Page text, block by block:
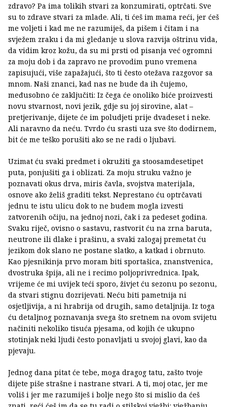
zdravo? Pa ima tolikih stvari za konzumirati, optrčati. Sve
su to zdrave stvari za mlade. Ali, ti ćeš im mama reći, jer ćeš
me voljeti i kad me ne razumiješ, da pišem i čitam i na
svježem zraku i da mi gledanje u slova razvija oštrinu vida,
da vidim kroz kožu, da su mi prsti od pisanja već ogromni
za moju dob i da zapravo ne provodim puno vremena
zapisujući, više zapažajući, što ti često otežava razgovor sa
mnom. Naši znanci, kad nas ne bude da ih čujemo,
međusobno će zaključiti: Iz čega će onoliko biće proizvesti
novu stvarnost, novi jezik, gdje su joj sirovine, alat –
pretjerivanje, dijete će im poludjeti prije dvadeset i neke.
Ali naravno da neću. Tvrdo ću srasti uza sve što dodirnem,
bit će me teško porušiti ako se ne radi o ljubavi.
Uzimat ću svaki predmet i okružiti ga stoosamdesetipet
puta, ponjušiti ga i oblizati. Za moju struku važno je
poznavati okus drva, miris čavla, svojstva materijala,
osnove ako želiš graditi tekst. Neprestano ću optrčavati
jednu te istu ulicu dok to ne budem mogla izvesti
zatvorenih očiju, na jednoj nozi, čak i za pedeset godina.
Svaku riječ, ovisno o sastavu, rastvorit ću na zrna baruta,
neutrone ili dlake i prašinu, a svaki zalogaj premetat ću
jezikom dok slano ne postane slatko, a katkad i obrnuto.
Kao pjesnikinja prvo moram biti sportašica, znanstvenica,
dvostruka špija, ali ne i recimo poljoprivrednica. Ipak,
vrijeme će mi uvijek teći sporo, živjet ću sezonu po sezonu,
da stvari stignu dozrijevati. Neću biti pametnija ni
osjetljivija, a ni hrabrija od drugih, samo detaljnija. Iz toga
ću detaljnog poznavanja svega što sretnem na ovom svijetu
načiniti nekoliko tisuća pjesama, od kojih će ukupno
stotinjak neki ljudi često ponavljati u svojoj glavi, kao da
pjevaju.
Jednog dana pitat će tebe, moga dragog tatu, zašto tvoje
dijete piše strašne i nastrane stvari. A ti, moj otac, jer me
voliš i jer me razumiješ i bolje nego što si mislio da ćeš